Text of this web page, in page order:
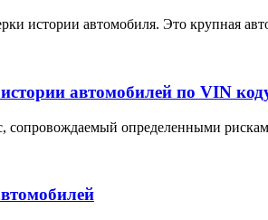
истории автомобиля. Это крупная
автомобилей по VIN
определенными